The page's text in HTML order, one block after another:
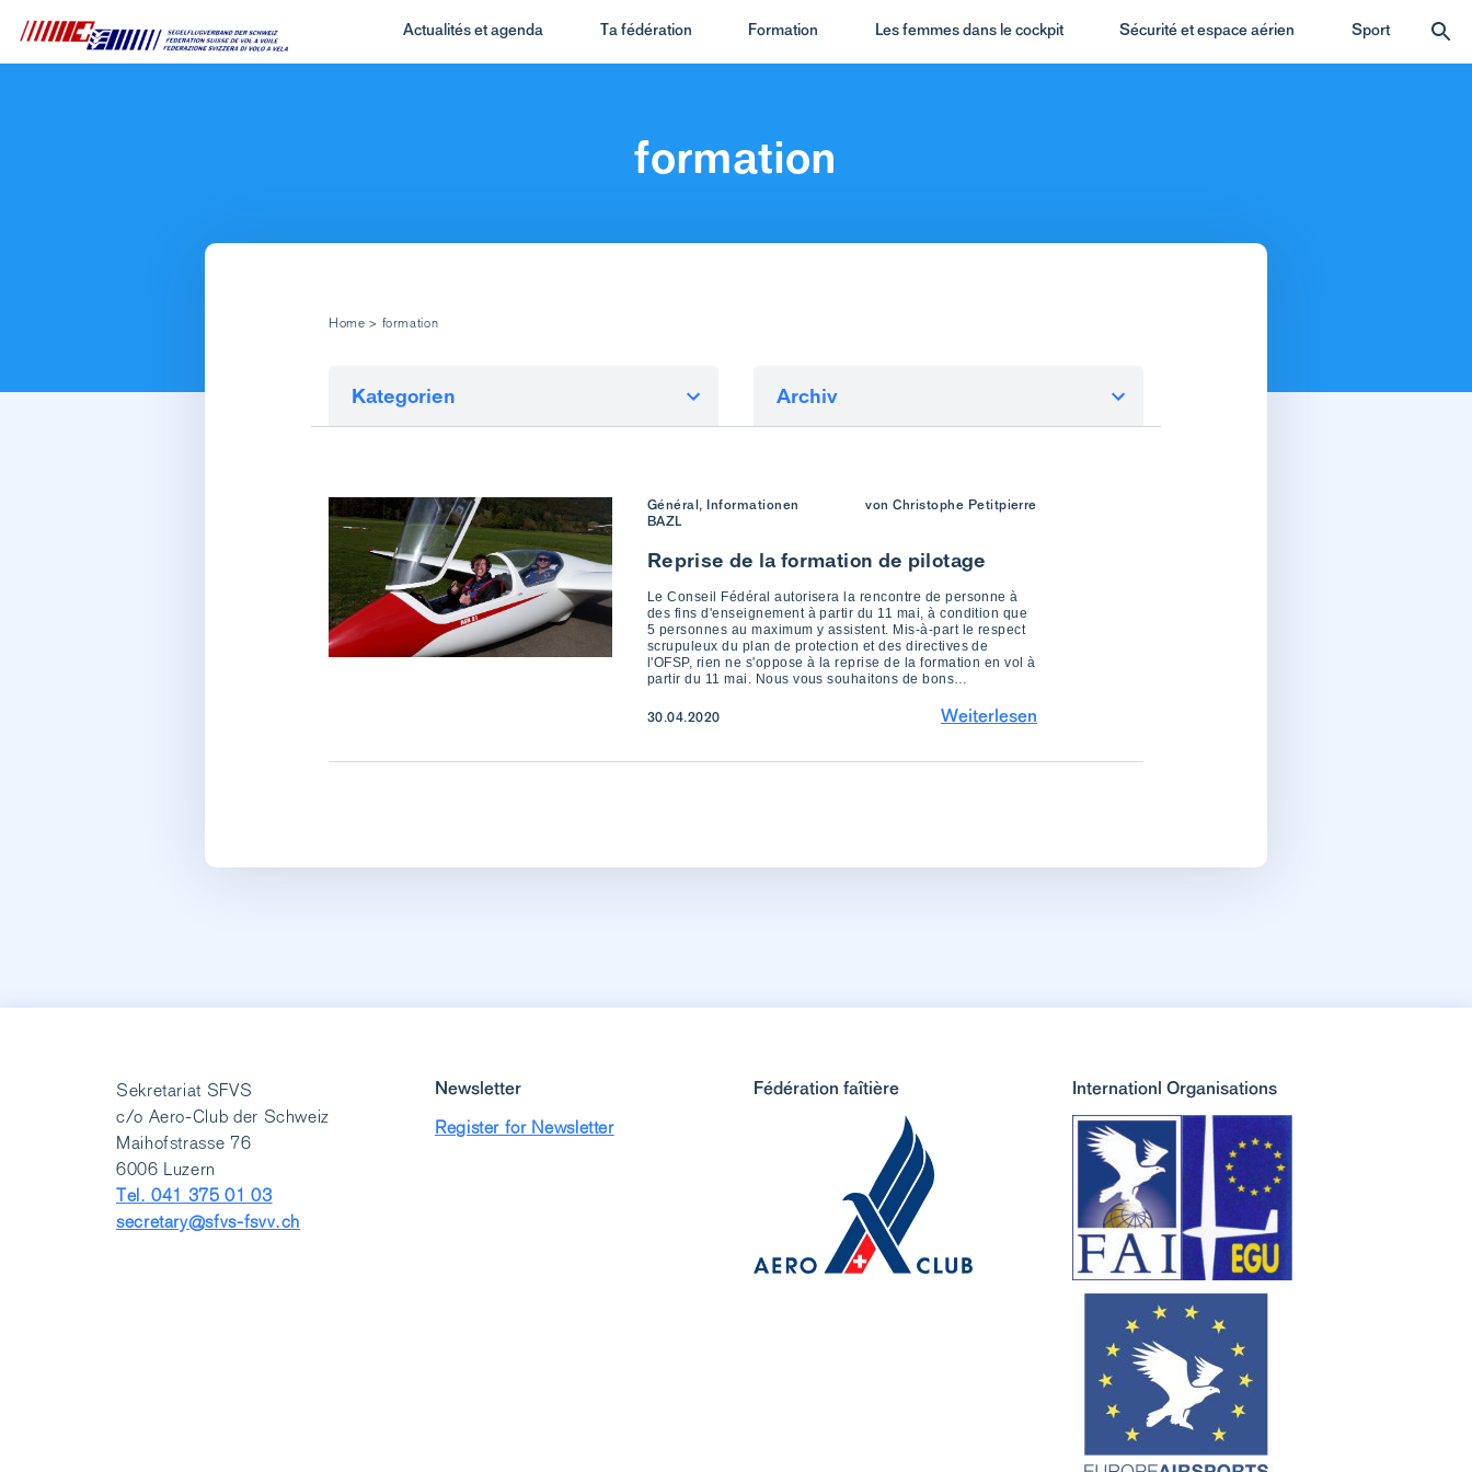
Actualités et agenda Ta fédération Formation Les femmes dans le cockpit Sécurité et espace aérien Sport
formation
Home > formation
Kategorien Archiv
Général, Informationen
BAZL
von Christophe Petitpierre
Reprise de la formation de pilotage
Le Conseil Fédéral autorisera la rencontre de personne à
des fins d'enseignement à partir du 11 mai, à condition que
5 personnes au maximum y assistent. Mis-à-part le respect
scrupuleux du plan de protection et des directives de
l'OFSP, rien ne s'oppose à la reprise de la formation en vol à
partir du 11 mai. Nous vous souhaitons de bons…
30.04.2020 Weiterlesen
Sekretariat SFVS
c/o Aero-Club der Schweiz
Maihofstrasse 76
6006 Luzern
Tel. 041 375 01 03
secretary@sfvs-fsvv.ch
Newsletter
Register for Newsletter
Fédération faîtière Internationl Organisations